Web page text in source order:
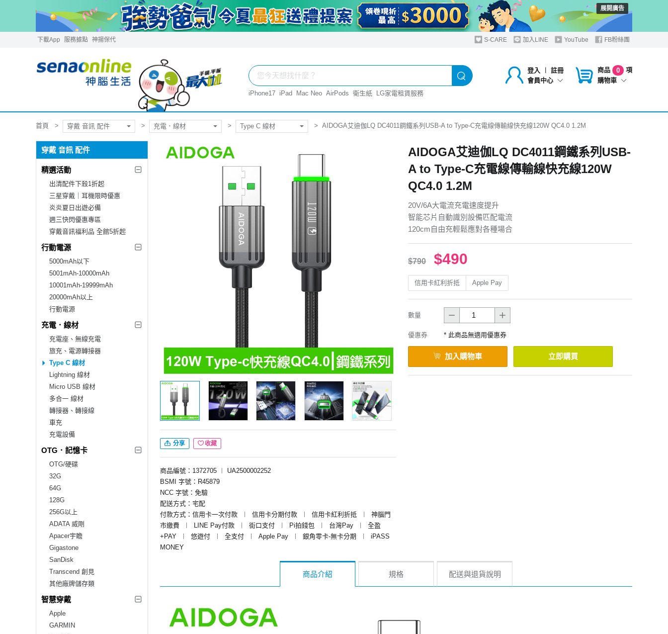
展開廣告
下載App 服務據點 神揚保代 S-CARE 加入LINE YouTube FB粉絲團
登入 ︱
註冊
會員中心
商品 0
項
購物車
iPhone17 iPad Mac Neo AirPods 衛生紙 LG家電租賃服務
首頁 穿戴 音訊 配件 充電．線材 Type C 線材 AIDOGA艾迪伽LQ DC4011鋼鐵系列USB-A to Type-C充電線傳輸線快充線120W QC4.0 1.2M
穿戴 音訊 配件
精選活動
出清配件下殺1折起
三星穿戴｜耳機限時優惠
炎炎夏日出遊必備
週三快閃優惠專區
穿戴音訊福利品 全館5折起
行動電源
5000mAh以下
5001mAh-10000mAh
10001mAh-19999mAh
20000mAh以上
行動電源
充電．線材
充電座、無線充電
旅充、電源轉接器
Type C 線材
Lightning 線材
Micro USB 線材
多合一 線材
轉接器、轉接線
車充
充電設備
OTG．記憶卡
OTG/硬碟
32G
64G
128G
256G以上
ADATA 威剛
Apacer宇瞻
Gigastone
SanDisk
Transcend 創見
其他廠牌儲存類
智慧穿戴
Apple
GARMIN
分享 收藏
商品編號：1372705 ︱
UA2500002252
BSMI 字號：R45879
NCC 字號：免驗
配送方式：宅配
付款方式：信用卡一次付款
︱ 信用卡分期付款 ︱ 信用卡紅利折抵 ︱
神腦門
市繳費
︱ LINE Pay付款 ︱ 街口支付 ︱ Pi拍錢包 ︱ 台灣Pay ︱
全盈
+PAY
︱ 悠遊付 ︱ 全支付 ︱ Apple Pay ︱ 銀角零卡-無卡分期 ︱
iPASS
MONEY
AIDOGA艾迪伽LQ DC4011鋼鐵系列USB-
A to Type-C充電線傳輸線快充線120W
QC4.0 1.2M
20V/6A大電流充電速度提升
智能芯片自動識別設備匹配電流
120cm自由充輕鬆應對各種場合
$790 $490
信用卡紅利折抵 Apple Pay
數量
優惠券 * 此商品無適用優惠券
加入購物車 立即購買
商品介紹 規格 配送與退貨說明